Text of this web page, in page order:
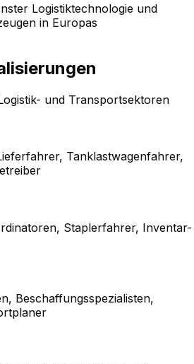
Logistiktechnologie und
in Europas
und Transportsektoren
Tanklastwagenfahrer,
Staplerfahrer, Inventar-
Beschaffungsspezialisten,